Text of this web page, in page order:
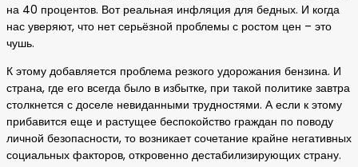
на 40 процентов. Вот реальная инфляция для бедных. И когда
нас уверяют, что нет серьёзной проблемы с ростом цен – это
чушь.
К этому добавляется проблема резкого удорожания бензина. И
страна, где его всегда было в избытке, при такой политике завтра
столкнется с доселе невиданными трудностями. А если к этому
прибавится еще и растущее беспокойство граждан по поводу
личной безопасности, то возникает сочетание крайне негативных
социальных факторов, откровенно дестабилизирующих страну.